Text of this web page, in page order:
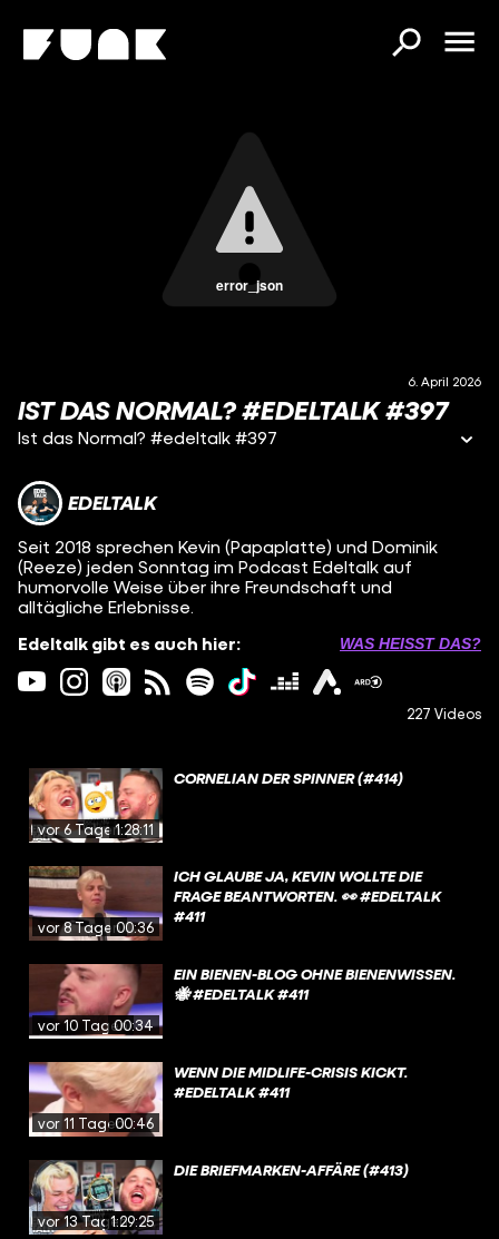
error_json
6. April 2026
IST DAS NORMAL? #EDELTALK #397
Ist das Normal? #edeltalk #397
EDELTALK
Seit 2018 sprechen Kevin (Papaplatte) und Dominik
(Reeze) jeden Sonntag im Podcast Edeltalk auf
humorvolle Weise über ihre Freundschaft und
alltägliche Erlebnisse.
Edeltalk gibt es auch hier:
WAS HEISST DAS?
227 Videos
vor 6 Tagen1:28:11
CORNELIAN DER SPINNER (#414)
vor 8 Tagen00:36
ICH GLAUBE JA, KEVIN WOLLTE DIE
FRAGE BEANTWORTEN. 👀 #EDELTALK
#411
vor 10 Tagen00:34
EIN BIENEN-BLOG OHNE BIENENWISSEN.
🐝 #EDELTALK #411
vor 11 Tagen00:46
WENN DIE MIDLIFE-CRISIS KICKT.
#EDELTALK #411
vor 13 Tagen1:29:25
DIE BRIEFMARKEN-AFFÄRE (#413)